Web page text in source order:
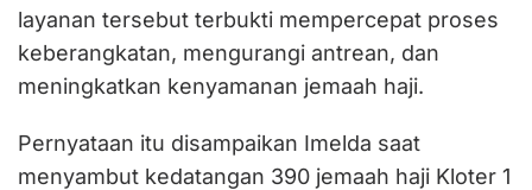
layanan tersebut terbukti mempercepat proses
keberangkatan, mengurangi antrean, dan
meningkatkan kenyamanan jemaah haji.
Pernyataan itu disampaikan Imelda saat
menyambut kedatangan 390 jemaah haji Kloter 1